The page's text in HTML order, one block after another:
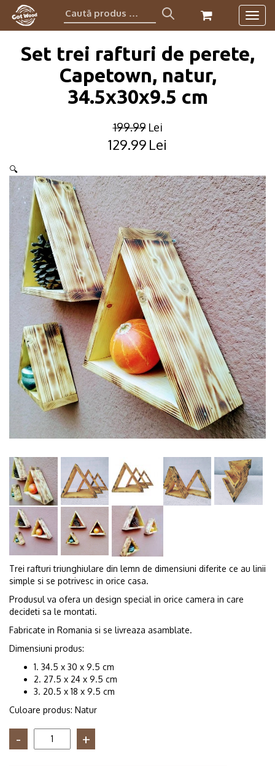
Caută
produs:
Set trei rafturi de perete,
Capetown, natur,
34.5x30x9.5 cm
199.99 Lei
Original
was:
199.99lei.
129.99 Lei
Current
is:
129.99lei.
🔍
Trei rafturi triunghiulare din lemn de dimensiuni diferite ce au linii
simple si se potrivesc in orice casa.
Produsul va ofera un design special in orice camera in care
decideti sa le montati.
Fabricate in Romania si se livreaza asamblate.
Dimensiuni produs:
1. 34.5 x 30 x 9.5 cm
2. 27.5 x 24 x 9.5 cm
3. 20.5 x 18 x 9.5 cm
Culoare produs: Natur
Cantitate